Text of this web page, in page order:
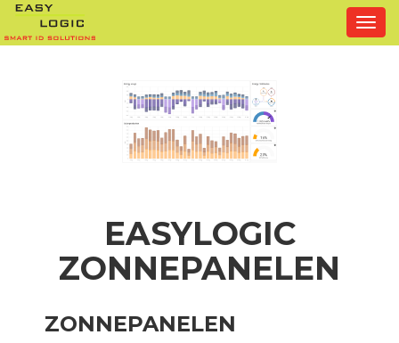
EASYLOGIC
ZONNEPANELEN
ZONNEPANELEN